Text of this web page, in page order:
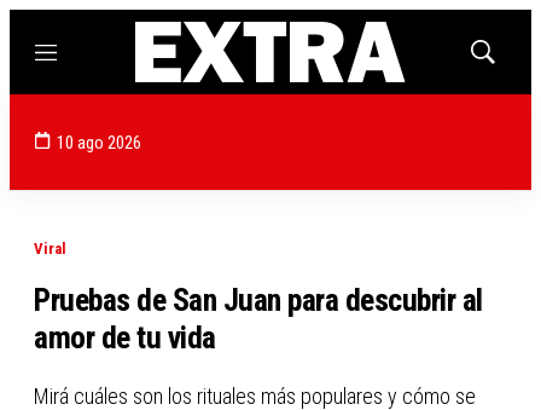
Menú
Mostrar
10 ago 2026
Viral
Pruebas de San Juan para descubrir al
amor de tu vida
Mirá cuáles son los rituales más populares y cómo se